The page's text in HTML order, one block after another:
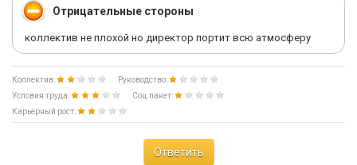
Отрицательные стороны
коллектив не плохой но директор портит всю атмосферу
Коллектив:
Руководство:
Условия труда:
Соц.пакет:
Карьерный рост:
Ответить